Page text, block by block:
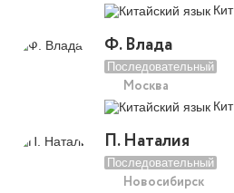
Кит
Ф. Влада
Последовательный
Москва
Кит
П. Наталия
Последовательный
Новосибирск